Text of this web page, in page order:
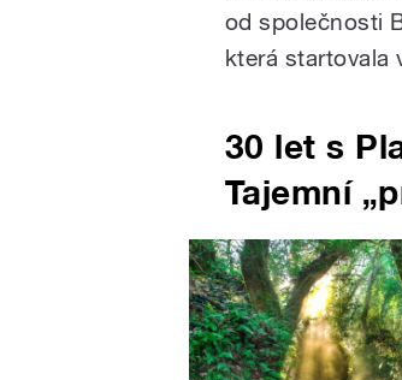
od společnosti
která startovala
30 let s
Tajemní